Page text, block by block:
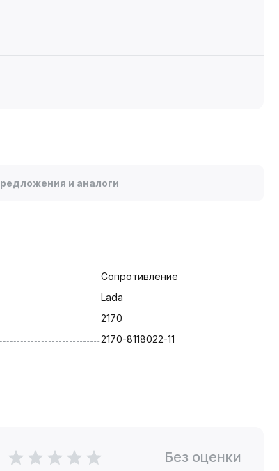
и аналоги
Сопротивление
Lada
2170
2170-8118022-11
Без оценки